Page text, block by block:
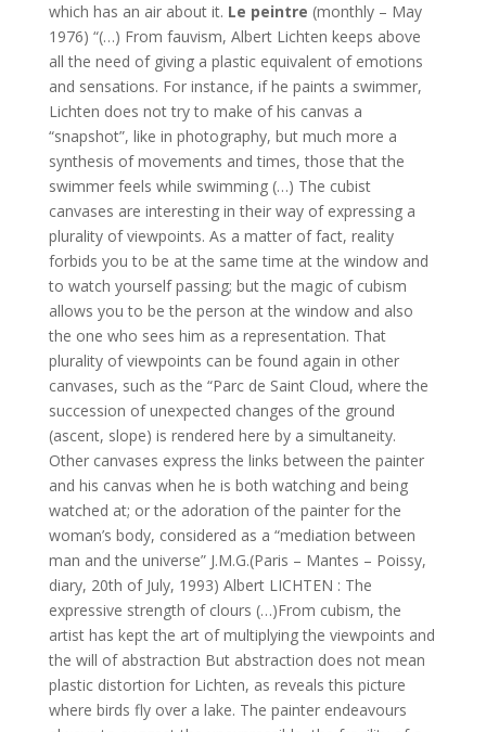
which has an air about it. Le peintre (monthly – May
1976) “(…) From fauvism, Albert Lichten keeps above
all the need of giving a plastic equivalent of emotions
and sensations. For instance, if he paints a swimmer,
Lichten does not try to make of his canvas a
“snapshot”, like in photography, but much more a
synthesis of movements and times, those that the
swimmer feels while swimming (…) The cubist
canvases are interesting in their way of expressing a
plurality of viewpoints. As a matter of fact, reality
forbids you to be at the same time at the window and
to watch yourself passing; but the magic of cubism
allows you to be the person at the window and also
the one who sees him as a representation. That
plurality of viewpoints can be found again in other
canvases, such as the “Parc de Saint Cloud, where the
succession of unexpected changes of the ground
(ascent, slope) is rendered here by a simultaneity.
Other canvases express the links between the painter
and his canvas when he is both watching and being
watched at; or the adoration of the painter for the
woman’s body, considered as a “mediation between
man and the universe” J.M.G.(Paris – Mantes – Poissy,
diary, 20th of July, 1993) Albert LICHTEN : The
expressive strength of clours (…)From cubism, the
artist has kept the art of multiplying the viewpoints and
the will of abstraction But abstraction does not mean
plastic distortion for Lichten, as reveals this picture
where birds fly over a lake. The painter endeavours